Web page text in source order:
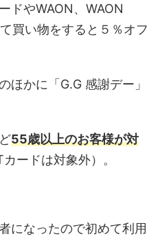
ドやWAON、WAON
買い物をすると５％オフ
ほかに「G.G 感謝デー」
55歳以上のお客様が対
ードは対象外）。
になったので初めて利用